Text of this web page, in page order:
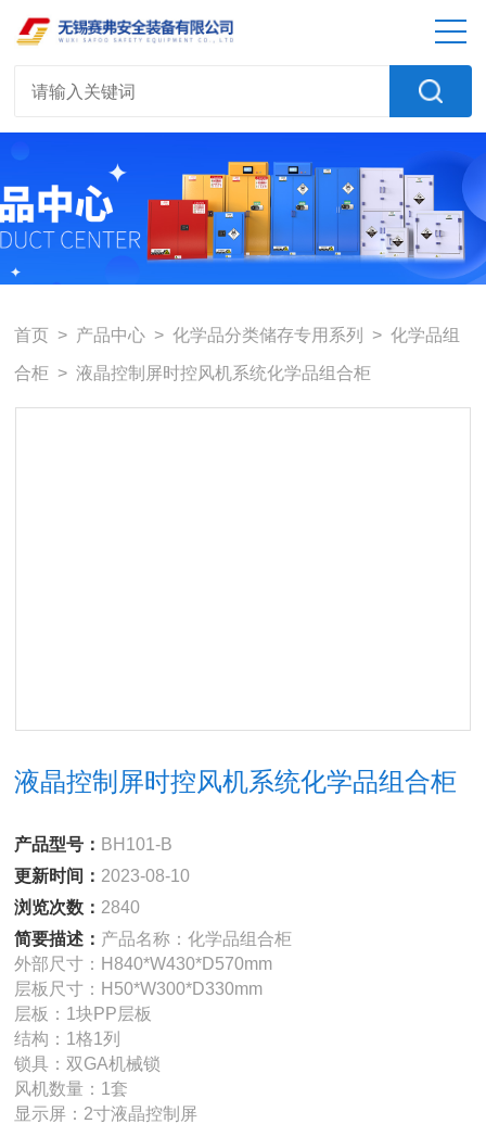
首页 > 产品中心 >化学品分类储存专用系列 >化学品组
合柜 > 液晶控制屏时控风机系统化学品组合柜
液晶控制屏时控风机系统化学品组合柜
产品型号： BH101-B
更新时间： 2023-08-10
浏览次数： 2840
简要描述： 产品名称：化学品组合柜
外部尺寸：H840*W430*D570mm
层板尺寸：H50*W300*D330mm
层板：1块PP层板
结构：1格1列
锁具：双GA机械锁
风机数量：1套
显示屏：2寸液晶控制屏